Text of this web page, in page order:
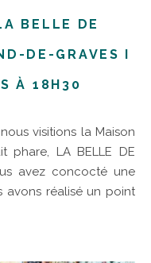
BELLE DE
DE-GRAVES I
À 18H30
phare, LA BELLE DE
avez concocté une
avons réalisé un point